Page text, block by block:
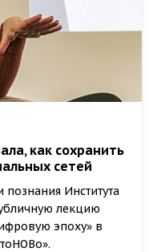
как сохранить
сетей
познания Института
лекцию
эпоху» в